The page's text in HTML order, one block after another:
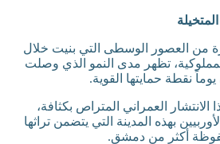
من العصور الوسطى التي بنيت خلال
والمملوكية، تظهر مدى النمو الذي وصلت
نقطة حمايتها القوية.
العمراني المتراص بكثافة،
بهذه المدينة التي يتضمن تراثها
أكثر من دمشق.